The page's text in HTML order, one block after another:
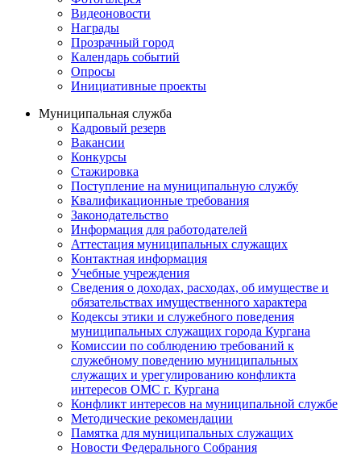
Видеоновости
Награды
Прозрачный город
Календарь событий
Опросы
Инициативные проекты
Муниципальная служба
Кадровый резерв
Вакансии
Конкурсы
Стажировка
Поступление на муниципальную службу
Квалификационные требования
Законодательство
Информация для работодателей
Аттестация муниципальных служащих
Контактная информация
Учебные учреждения
Сведения о доходах, расходах, об имуществе и
обязательствах имущественного характера
Кодексы этики и служебного поведения
муниципальных служащих города Кургана
Комиссии по соблюдению требований к
служебному поведению муниципальных
служащих и урегулированию конфликта
интересов ОМС г. Кургана
Конфликт интересов на муниципальной службе
Методические рекомендации
Памятка для муниципальных служащих
Новости Федерального Cобрания